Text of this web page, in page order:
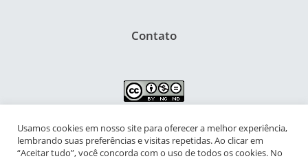
Contato
NIPIAC – Núcleo Interdisciplinar de Pesquisa para a Infância e
Adolescência Contemporâneas
Usamos cookies em nosso site para oferecer a melhor experiência,
lembrando suas preferências e visitas repetidas. Ao clicar em
“Aceitar tudo”, você concorda com o uso de todos os cookies. No